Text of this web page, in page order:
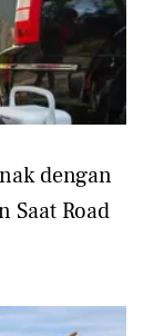
dengan
Saat Road